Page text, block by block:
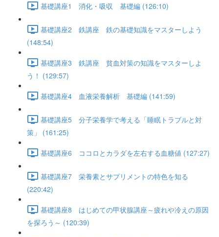
基礎講座1 消化・吸収 基礎編 (126:10)
基礎講座2 鉄講座 鉄の基礎知識をマスターしよう
(148:54)
基礎講座3 鉄講座 貧血対策の知識をマスターしよ
う！ (129:57)
基礎講座4 血液栄養解析 基礎編 (141:59)
基礎講座5 分子栄養学で考える「睡眠トラブルと対
策」 (161:25)
基礎講座6 ココロとカラダを左右する血糖値 (127:27)
基礎講座7 栄養素とサプリメントの特色を知る
(220:42)
基礎講座8 はじめての甲状腺講座～疲れや冷えの原因
を探ろう～ (120:39)